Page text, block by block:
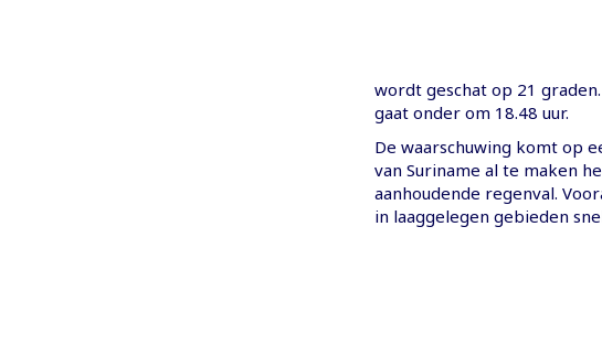
wordt geschat op 21
gaat onder om 18.48 uur.
De waarschuwing komt op
van Suriname al te maken
aanhoudende regenval.
in laaggelegen gebieden